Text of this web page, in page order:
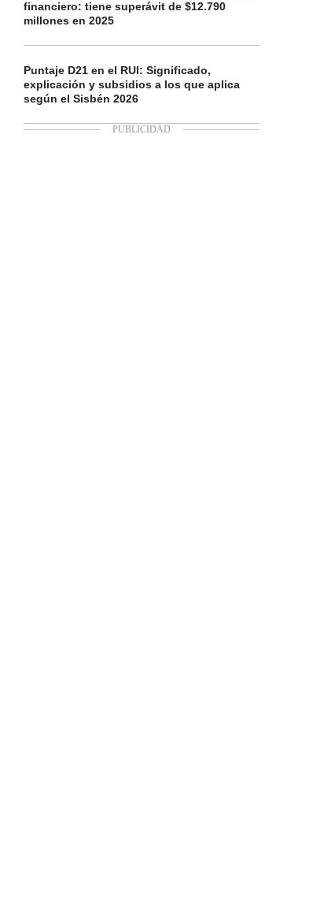
financiero: tiene superávit de $12.790
millones en 2025
Puntaje D21 en el RUI: Significado,
explicación y subsidios a los que aplica
según el Sisbén 2026